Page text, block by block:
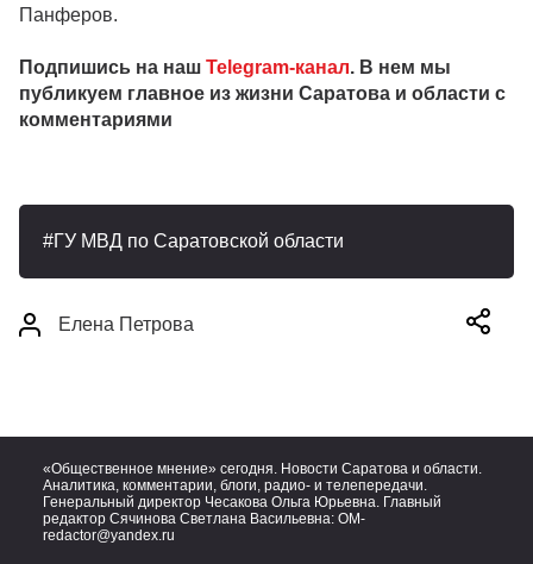
Панферов.
Подпишись на наш Telegram-канал. В нем мы
публикуем главное из жизни Саратова и области с
комментариями
ГУ МВД по Саратовской области
Елена Петрова
«Общественное мнение» сегодня. Новости Саратова и области.
Аналитика, комментарии, блоги, радио- и телепередачи.
Генеральный директор Чесакова Ольга Юрьевна. Главный
редактор Сячинова Светлана Васильевна: OM-
redactor@yandex.ru